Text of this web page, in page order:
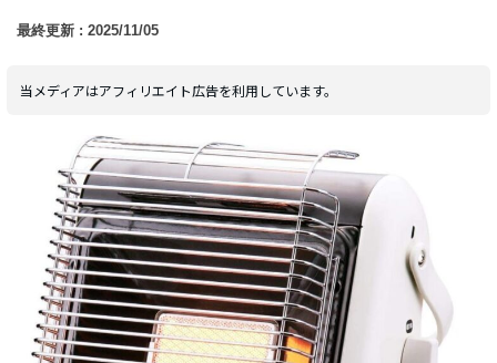
2025/11/05
当メディアはアフィリエイト広告を利用しています。